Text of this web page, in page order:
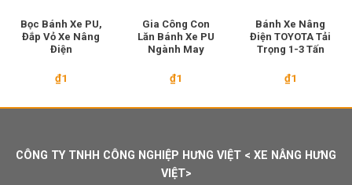
Bọc Bánh Xe PU,
Đắp Vỏ Xe Nâng
Điện
₫1
Gia Công Con
Lăn Bánh Xe PU
Ngành May
₫1
Bánh Xe Nâng
Điện TOYOTA Tải
Trọng 1-3 Tấn
₫1
CÔNG TY TNHH CÔNG NGHIỆP HƯNG VIỆT < XE NÂNG HƯNG
VIỆT>